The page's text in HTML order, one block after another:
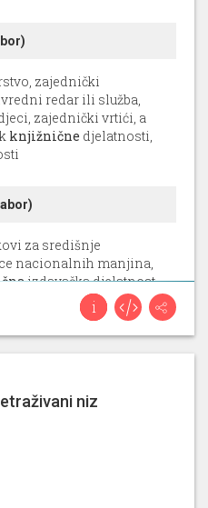
zajednički
redar ili služba,
zajednički vrtići, a
knjižnične djelatnosti,
za središnje
nacionalnih manjina,
izdavačka djelatnost
knjiga, izdavačka kuća
rekonstrukcija,
i opremanje,
djelatnost i kulturno-
niz